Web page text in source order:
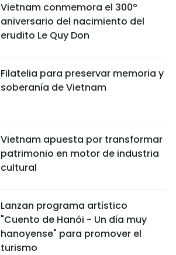
Vietnam conmemora el 300º
aniversario del nacimiento del
erudito Le Quy Don
Filatelia para preservar memoria y
soberanía de Vietnam
Vietnam apuesta por transformar
patrimonio en motor de industria
cultural
Lanzan programa artístico
"Cuento de Hanói - Un día muy
hanoyense" para promover el
turismo